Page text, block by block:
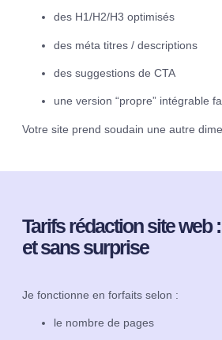
des H1/H2/H3 optimisés
des méta titres / descriptions
des suggestions de CTA
une version “propre” intégrable
Votre site prend soudain une autre
Tarifs rédaction site web
et sans surprise
Je fonctionne en forfaits selon :
le nombre de pages